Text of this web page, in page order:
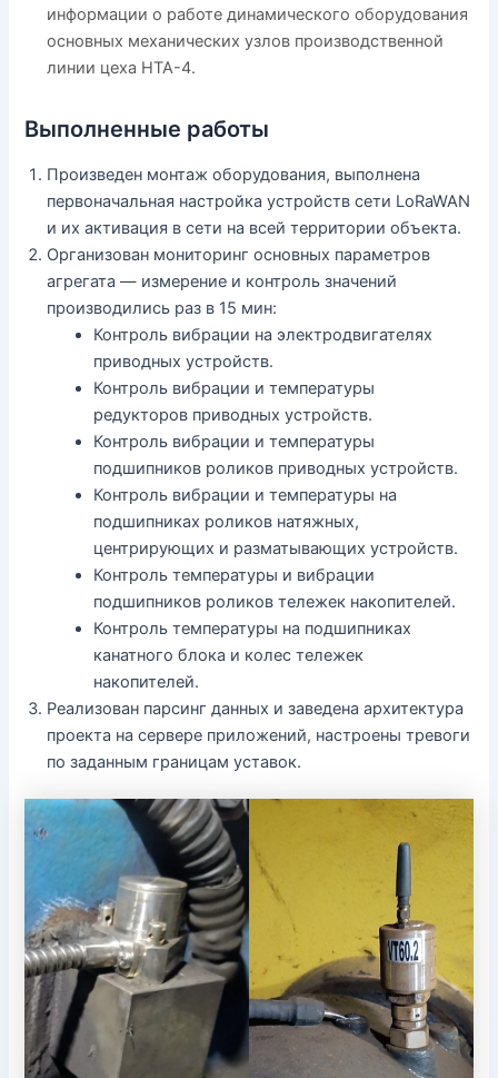
информации о работе динамического оборудования
основных механических узлов производственной
линии цеха НТА-4.
Выполненные работы
Произведен монтаж оборудования, выполнена
первоначальная настройка устройств сети LoRaWAN
и их активация в сети на всей территории объекта.
Организован мониторинг основных параметров
агрегата — измерение и контроль значений
производились раз в 15 мин:
Контроль вибрации на электродвигателях
приводных устройств.
Контроль вибрации и температуры
редукторов приводных устройств.
Контроль вибрации и температуры
подшипников роликов приводных устройств.
Контроль вибрации и температуры на
подшипниках роликов натяжных,
центрирующих и разматывающих устройств.
Контроль температуры и вибрации
подшипников роликов тележек накопителей.
Контроль температуры на подшипниках
канатного блока и колес тележек
накопителей.
Реализован парсинг данных и заведена архитектура
проекта на сервере приложений, настроены тревоги
по заданным границам уставок.